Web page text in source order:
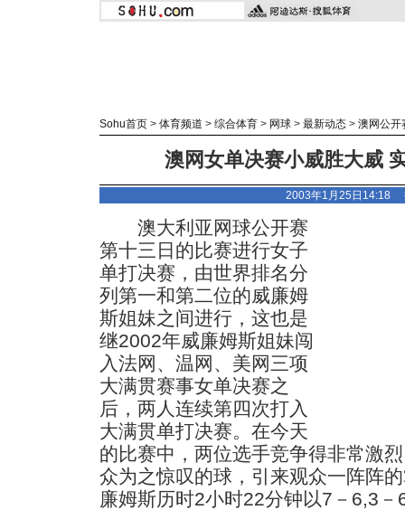
Sohu首页 > 体育频道 > 综合体育 > 网球 > 最新动态 > 澳网公开
澳网女单决赛小威胜大威
2003年1月25日14:18
澳大利亚网球公开赛
第十三日的比赛进行女子
单打决赛，由世界排名分
列第一和第二位的威廉姆
斯姐妹之间进行，这也是
继2002年威廉姆斯姐妹闯
入法网、温网、美网三项
大满贯赛事女单决赛之
后，两人连续第四次打入
大满贯单打决赛。在今天
的比赛中，两位选手竞争得非常激
众为之惊叹的球，引来观众一阵阵
廉姆斯历时2小时22分钟以7－6,3